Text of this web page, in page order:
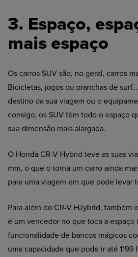
3. Espaço,
mais espaço
Os carros SUV são, no geral, carros
Bicicletas, jogos ou pranchas de
destino da sua viagem ou o
consigo, os SUV têm todo o espaço
sua dimensão mais alargada.
O Honda CR-V Hybrid teve as suas
mm, o que o torna um carro ainda
para uma viagem em que pode levar
Para além do CR-V HJybrid, também
é um vencedor no que toca a espaço
funcionalidade de bancos mágicos
uma capacidade que pode ir até 1199